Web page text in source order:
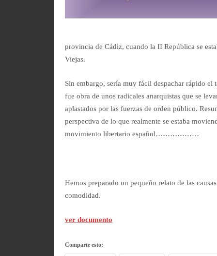
provincia de Cádiz, cuando la II República se
Viejas.
Sin embargo, sería muy fácil despachar rápido el
fue obra de unos radicales anarquistas que se
aplastados por las fuerzas de orden público.
perspectiva de lo que realmente se estaba
movimiento libertario español………………
Hemos preparado un pequeño relato de las
comodidad.
ver documento
Comparte esto: